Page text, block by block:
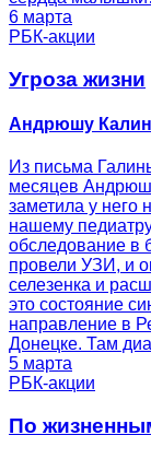
6 марта
РБК-акции
Угроза жизни
Андрюшу
Из письма
месяцев
заметила у него
нашему
обследование в
провели УЗИ, и
селезенка и
это состояние
направление в
Донецке. Там
5 марта
РБК-акции
По